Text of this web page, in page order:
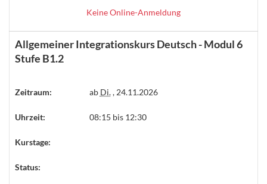
Keine Online-Anmeldung
Allgemeiner Integrationskurs Deutsch - Modul 6
Stufe B1.2
Zeitraum: ab Di., 24.11.2026
Uhrzeit: 08:15 bis 12:30
Kurstage:
Status: